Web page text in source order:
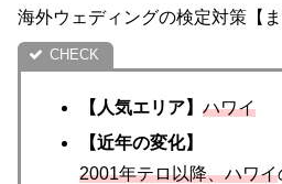
海外ウェディングの検定対策【ま
【人気エリア】ハワイ
【近年の変化】
2001年テロ以降、ハワイ